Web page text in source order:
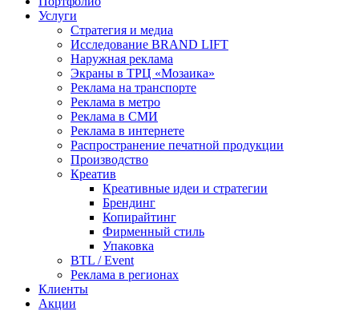
Услуги
Стратегия и медиа
Исследование BRAND LIFT
Наружная реклама
Экраны в ТРЦ «Мозаика»
Реклама на транспорте
Реклама в метро
Реклама в СМИ
Реклама в интернете
Распространение печатной продукции
Производство
Креатив
Креативные идеи и стратегии
Брендинг
Копирайтинг
Фирменный стиль
Упаковка
BTL / Event
Реклама в регионах
Клиенты
Акции